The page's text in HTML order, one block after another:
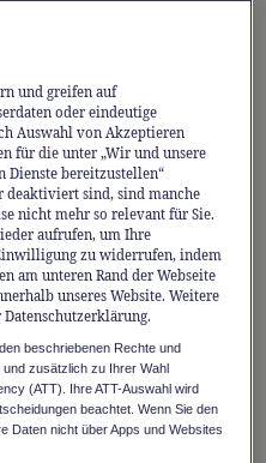
Beitrag
ist schon lange kein
tun, wenn man
grossen
nur gemietet ist?
Mieterinnen und
um Solarstrom
Schweizer Start-up
und greifen auf
oder eindeutige
Auswahl von Akzeptieren
für die unter „Wir und unsere
Dienste bereitzustellen“
deaktiviert sind, sind manche
nicht mehr so relevant für Sie.
aufrufen, um Ihre
zu widerrufen, indem
am unteren Rand der Webseite
unseres Website. Weitere
beschriebenen Rechte und
zusätzlich zu Ihrer Wahl
(ATT). Ihre ATT-Auswahl wird
beachtet. Wenn Sie den
Daten nicht über Apps und Websites